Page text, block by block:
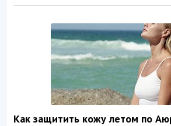
Как защитить кожу летом по